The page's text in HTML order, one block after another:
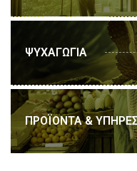
ΨΥΧΑΓΩΓΙΑ
ΠΡΟΪΟΝΤΑ &